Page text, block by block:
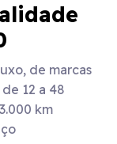
de marcas
12 a 48
km